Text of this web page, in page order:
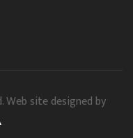
Web site designed by